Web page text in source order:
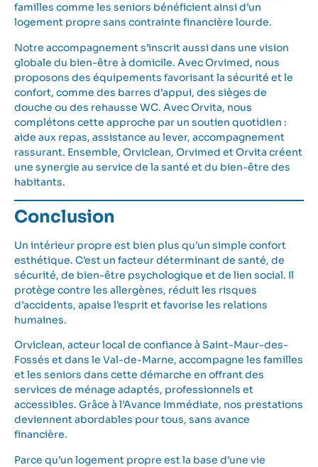
familles comme les seniors bénéficient ainsi d’un
logement propre sans contrainte financière lourde.
Notre accompagnement s’inscrit aussi dans une vision
globale du bien-être à domicile. AvecOrvimed, nous
proposons des équipements favorisant la sécurité et le
confort, comme des barres d’appui, des sièges de
douche ou des rehausse WC. AvecOrvita, nous
complétons cette approche par un soutien quotidien :
aide aux repas, assistance au lever, accompagnement
rassurant. Ensemble, Orviclean, Orvimed et Orvita créent
une synergie au service de la santé et du bien-être des
habitants.
Conclusion
Un intérieur propre est bien plus qu’un simple confort
esthétique. C’est un facteur déterminant de santé, de
sécurité, de bien-être psychologique et de lien social. Il
protège contre les allergènes, réduit les risques
d’accidents, apaise l’esprit et favorise les relations
humaines.
Orviclean, acteur local de confiance à Saint-Maur-des-
Fossés et dans le Val-de-Marne, accompagne les familles
et les seniors dans cette démarche en offrant des
services de ménage adaptés, professionnels et
accessibles. Grâce à l’Avance Immédiate, nos prestations
deviennent abordables pour tous, sans avance
financière.
Parce qu’un logement propre est la base d’une vie